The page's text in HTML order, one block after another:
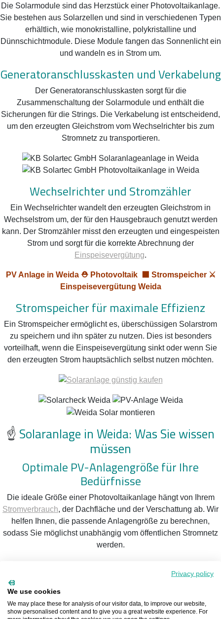
Die Solarmodule sind das Herzstück einer Photovoltaikanlage.
Sie bestehen aus Solarzellen und sind in verschiedenen Typen
erhältlich, wie monokristalline, polykristalline und
Dünnschichtmodule. Diese Module fangen das Sonnenlicht ein
und wandeln es in Strom um.
Generatoranschlusskasten und Verkabelung
Der Generatoranschlusskasten sorgt für die
Zusammenschaltung der Solarmodule und enthält die
Sicherungen für die Strings. Die Verkabelung ist entscheidend,
um den erzeugten Gleichstrom vom Wechselrichter bis zum
Stromnetz zu transportieren.
Wechselrichter und Stromzähler
Ein Wechselrichter wandelt den erzeugten Gleichstrom in
Wechselstrom um, der für den Hausgebrauch genutzt werden
kann. Der Stromzähler misst den erzeugten und eingespeisten
Strom und sorgt für die korrekte Abrechnung der
Einspeisevergütung.
PV Anlage in Weida ⛑️ Photovoltaik ‍⬛ Stromspeicher ⚔️
Einspeisevergütung Weida
Stromspeicher für maximale Effizienz
Ein Stromspeicher ermöglicht es, überschüssigen Solarstrom
zu speichern und ihn später zu nutzen. Dies ist besonders
vorteilhaft, wenn die Einspeisevergütung sinkt oder wenn Sie
den erzeugten Strom hauptsächlich selbst nutzen möchten.
☝️ Solaranlage in Weida: Was Sie wissen
müssen
Optimale PV-Anlagengröße für Ihre
Bedürfnisse
Die ideale Größe einer Photovoltaikanlage hängt von Ihrem
Stromverbrauch, der Dachfläche und der Verschattung ab. Wir
helfen Ihnen, die passende Anlagengröße zu berechnen,
sodass Sie möglichst unabhängig vom öffentlichen Stromnetz
werden.
Photovoltaik-Pflicht für Neubauten. Seit dem 1. Januar 2023
betrifft dies auch Sanierungen bestehender Dächer. Diese
Privacy policy
We use cookies
We may place these for analysis of our visitor data, to improve our website,
show personalised content and to give you a great website experience. For